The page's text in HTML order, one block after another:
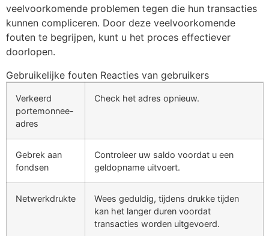
veelvoorkomende problemen tegen die hun transacties
kunnen compliceren. Door deze veelvoorkomende
fouten te begrijpen, kunt u het proces effectiever
doorlopen.
Gebruikelijke fouten Reacties van gebruikers
Verkeerd
portemonnee-
adres
Check het adres opnieuw.
Gebrek aan
fondsen
Controleer uw saldo voordat u een
geldopname uitvoert.
Netwerkdrukte
Wees geduldig, tijdens drukke tijden
kan het langer duren voordat
transacties worden uitgevoerd.